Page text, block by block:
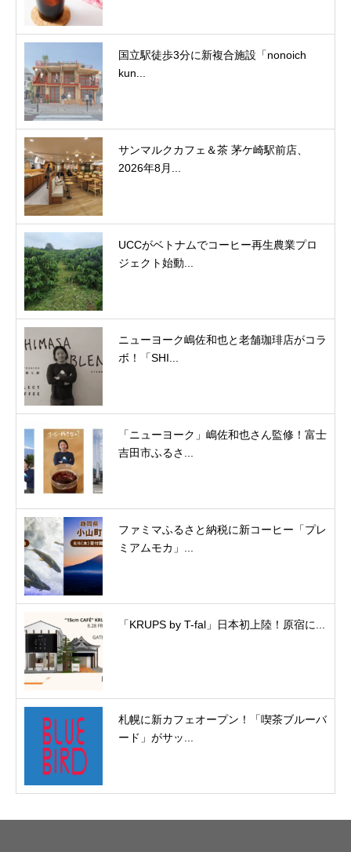
国立駅徒歩3分に新複合施設「nonoich
kun...
サンマルクカフェ＆茶 茅ケ崎駅前店、
2026年8月...
UCCがベトナムでコーヒー再生農業プロ
ジェクト始動...
ニューヨーク嶋佐和也と老舗珈琲店がコラ
ボ！「SHI...
「ニューヨーク」嶋佐和也さん監修！富士
吉田市ふるさ...
ファミマふるさと納税に新コーヒー「プレ
ミアムモカ」...
「KRUPS by T-fal」日本初上陸！原宿に...
札幌に新カフェオープン！「喫茶ブルーバ
ード」がサッ...